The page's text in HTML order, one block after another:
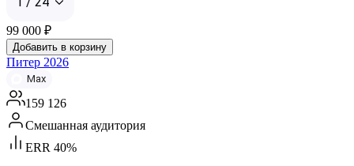
99 000 ₽
Добавить в корзину
Питер 2026
Max
159 126
Смешанная аудитория
ERR 40%